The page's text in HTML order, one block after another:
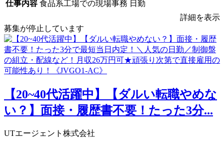
仕事内容 食品系工場での現場事務 日勤
詳細を表示
募集が停止しています
【20~40代活躍中】【ダルい転職やめな
い？】面接・履歴書不要！たった3分...
UTエージェント株式会社